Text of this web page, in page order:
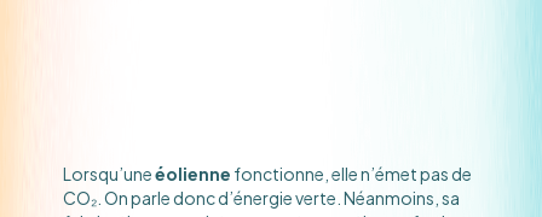
Lorsqu’uneéolienne fonctionne, elle n’émet pas de
CO₂. On parle donc d’énergie verte. Néanmoins, sa